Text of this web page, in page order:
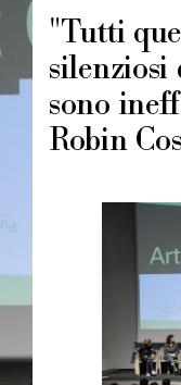
"Tutti
silenziosi
sono
Robin
principale